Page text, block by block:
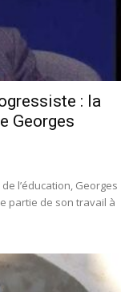
: la
Georges
l’éducation, Georges
partie de son travail à